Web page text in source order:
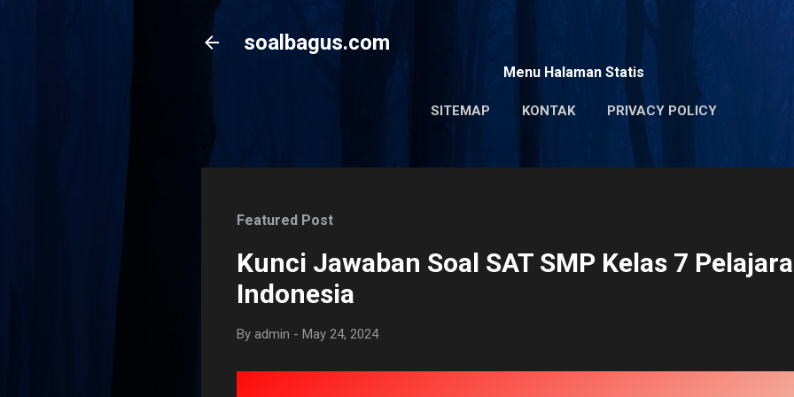
soalbagus.com
Menu Halaman Statis
SITEMAP KONTAK PRIVACY POLICY
Featured Post
Kunci Jawaban Soal SAT SMP Kelas 7
Indonesia
By admin - May 24, 2024